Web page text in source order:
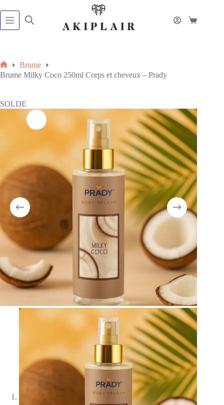
au
contenu
Panier
Accueil
Brume
Brume Milky Coco 250ml Corps et cheveux – Prady
SOLDE